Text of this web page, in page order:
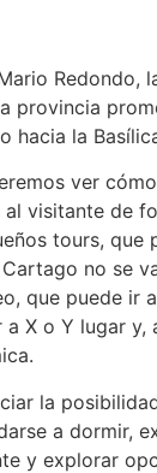
Redondo,
provincia
hacia la
ver
visitante de
tours, que
no se
que puede ir
X o Y lugar y,
la
a dormir,
y explorar